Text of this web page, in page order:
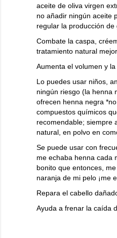
aceite de oliva virgen
no añadir ningún aceite
regular la producción de
Combate la caspa,
tratamiento natural mejor.
Aumenta el volumen y la
Lo puedes usar niños,
ningún riesgo (la henna
ofrecen henna negra
compuestos químicos
recomendable; siempre
natural, en polvo en
Se puede usar con
me echaba henna cada
bonito que entonces,
naranja de mi pelo ¡me
Repara el cabello
Ayuda a frenar la caída